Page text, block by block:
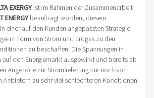
EXERGYist im Rahmen der Zusammenarbeit
ENERGYbeauftragt worden, diesem
einer auf den Kunden angepassten Strategie
in Form von Strom und Erdgas zu den
zu beschaffen. Die Spannungen in
auf den Energiemarkt ausgewirkt und bereits ab
Angebote zur Stromlieferung nur noch von
Anbietern zu sehr viel schlechteren Konditionen